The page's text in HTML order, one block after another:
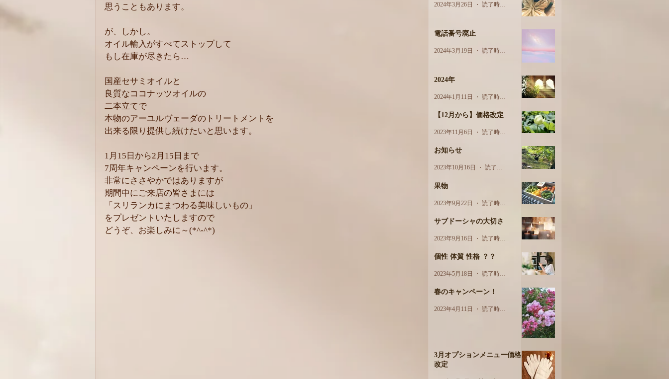
思うこともあります。
が、しかし。
オイル輸入がすべてストップして
もし在庫が尽きたら…
国産セサミオイルと
良質なココナッツオイルの
二本立てで
本物のアーユルヴェーダのトリートメントを
出来る限り提供し続けたいと思います。
1月15日から2月15日まで
7周年キャンペーンを行います。
非常にささやかではありますが
期間中にご来店の皆さまには
「スリランカにまつわる美味しいもの」
をプレゼントいたしますので
どうぞ、お楽しみに～(*^-^*)
2024年3月26日
電話番号廃止
2024年3月19日
2024年
2024年1月11日
【12月から】価格改定
2023年11月6日
お知らせ
2023年10月16日
果物
2023年9月22日
サブドーシャの大切さ
2023年9月16日
個性 体質 性格 ？？
2023年5月18日
春のキャンペーン！
2023年4月11日
3月オプションメニュー価格
改定